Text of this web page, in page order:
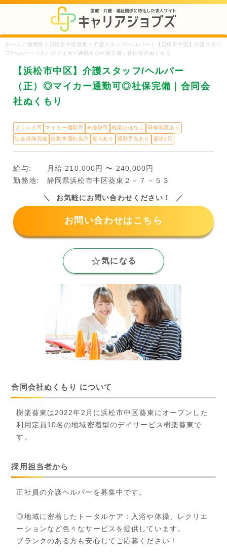
ホーム / 静岡県 / 浜松市中区葵東 / 介護スタッフ/ヘルパー / 【浜松市中区】介護スタッ
フ/ヘルパー（正）◎マイカー通勤可◎社保完備｜合同会社ぬくもり
【浜松市中区】介護スタッフ/ヘルパー
（正）◎マイカー通勤可◎社保完備｜合同会
社ぬくもり
ブランク可 マイカー通勤可 未経験可 残業ほぼなし
研修制度あり
社会保険完備
自動車運転免許 賞与あり 通勤手当あり 週休2日
給与:
月給 210,000円 〜 240,000円
勤務地:
静岡県浜松市中区葵東２－７－５３
お気軽にお問い合わせください！
お問い合わせはこちら
気になる
合同会社ぬくもり について
樹楽葵東は2022年2月に浜松市中区葵東にオープンした
利用定員10名の地域密着型のデイサービス樹楽葵東で
す。
採用担当者から
正社員の介護ヘルパーを募集中です。
◎地域に密着したトータルケア：入浴や体操、レクリエ
ーションなど色々なサービスを提供しています。
ブランクのある方も安心してご応募ください！